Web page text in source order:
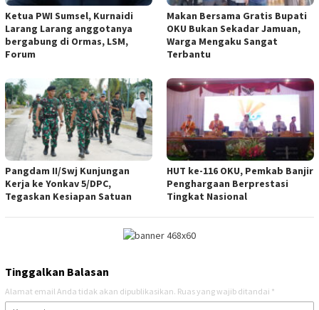
Ketua PWI Sumsel, Kurnaidi
Larang Larang anggotanya
bergabung di Ormas, LSM,
Forum
Makan Bersama Gratis Bupati
OKU Bukan Sekadar Jamuan,
Warga Mengaku Sangat
Terbantu
Pangdam II/Swj Kunjungan
Kerja ke Yonkav 5/DPC,
Tegaskan Kesiapan Satuan
HUT ke-116 OKU, Pemkab Banjir
Penghargaan Berprestasi
Tingkat Nasional
Tinggalkan Balasan
Alamat email Anda tidak akan dipublikasikan. Ruas yang wajib ditandai *